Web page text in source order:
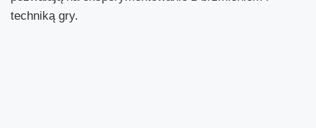
techniką gry.